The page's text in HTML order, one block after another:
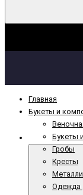
Главная
Букеты и
Букеты
Гробы
Кресты
Одежда